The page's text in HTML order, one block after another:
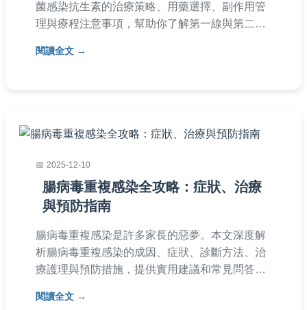
菌感染抗生素的治療策略、用藥選擇、副作用管
理與療程注意事項，幫助你了解第一線與第二線
閱讀全文
2025-12-10
腸病毒重複感染全攻略：症狀、治療
與預防指南
腸病毒重複感染是許多家長的惡夢。本文深度解
析腸病毒重複感染的成因、症狀、診斷方法、治
療護理與預防措施，提供實用建議和常見問答，
避免常見誤區。
閱讀全文